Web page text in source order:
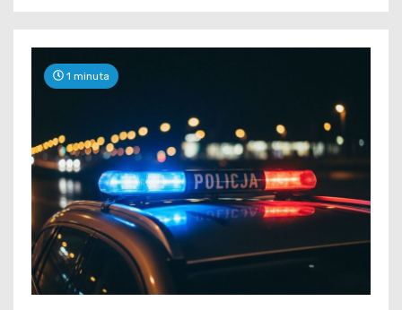
1 minuta